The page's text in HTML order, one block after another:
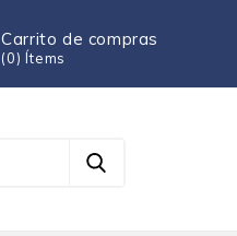
Carrito de compras
(0) Ítems